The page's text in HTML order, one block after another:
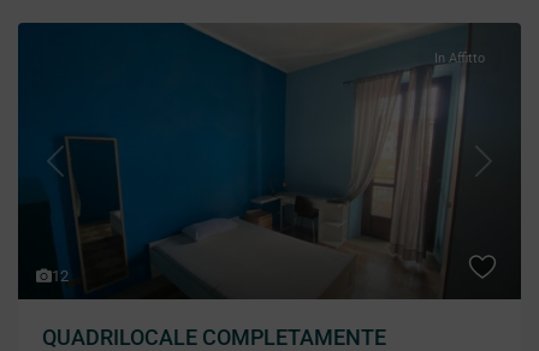
12
Previous Next
In Affitto
QUADRILOCALE COMPLETAMENTE